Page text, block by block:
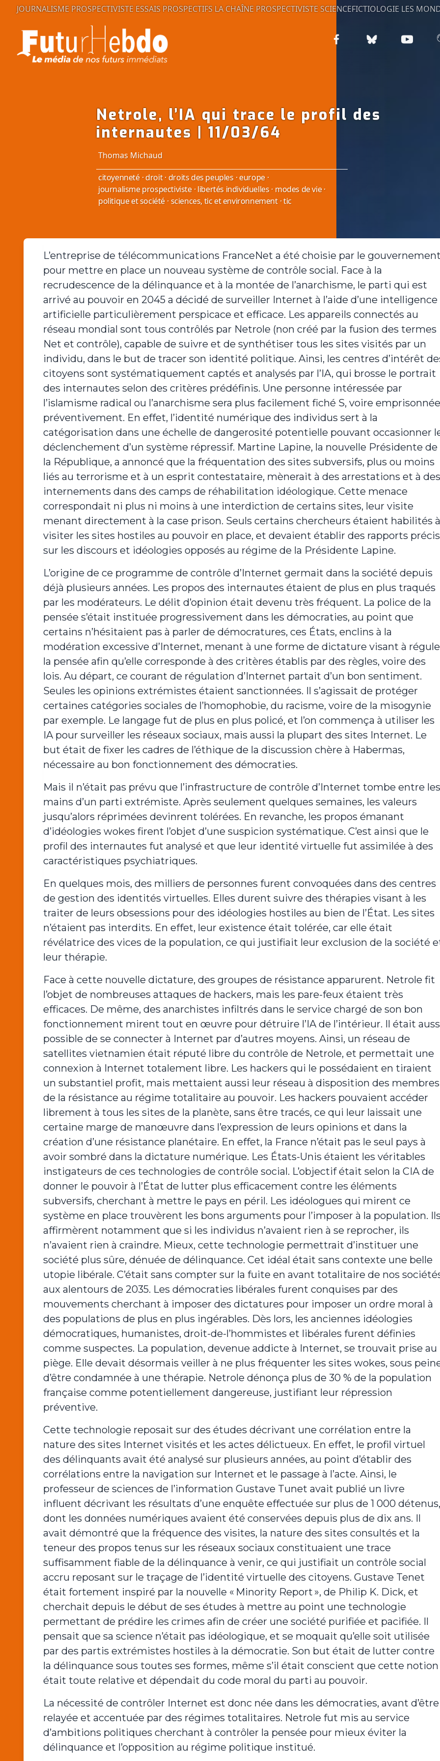
JOURNALISME PROSPECTIVISTE ESSAIS PROSPECTIFSLA CHAÎNE PROSPECTIVISTE SCIENCEFICTIOLOGIE LES
Netrole, l’IA qui trace le profil des
internautes | 11/03/64
Thomas Michaud
citoyenneté ·droit ·droits des peuples ·europe ·
journalisme prospectiviste · libertés individuelles · modes de vie ·
politique et société ·sciences, tic et environnement ·tic
L’entreprise de télécommunications FranceNet a été choisie par le
pour mettre en place un nouveau système de contrôle social. Face à la
recrudescence de la délinquance et à la montée de l’anarchisme, le parti qui est
arrivé au pouvoir en 2045 a décidé de surveiller Internet à l’aide d’une intelligence
artificielle particulièrement perspicace et efficace. Les appareils connectés au
réseau mondial sont tous contrôlés par Netrole (non créé par la fusion des termes
Net et contrôle), capable de suivre et de synthétiser tous les sites visités par un
individu, dans le but de tracer son identité politique. Ainsi, les centres d’intérêt
citoyens sont systématiquement captés et analysés par l’IA, qui brosse le portrait
des internautes selon des critères prédéfinis. Une personne intéressée par
l’islamisme radical ou l’anarchisme sera plus facilement fiché S, voire emprisonnée
préventivement. En effet, l’identité numérique des individus sert à la
catégorisation dans une échelle de dangerosité potentielle pouvant occasionner
déclenchement d’un système répressif. Martine Lapine, la nouvelle Présidente de
la République, a annoncé que la fréquentation des sites subversifs, plus ou moins
liés au terrorisme et à un esprit contestataire, mènerait à des arrestations et à des
internements dans des camps de réhabilitation idéologique. Cette menace
correspondait ni plus ni moins à une interdiction de certains sites, leur visite
menant directement à la case prison. Seuls certains chercheurs étaient habilités à
visiter les sites hostiles au pouvoir en place, et devaient établir des rapports précis
sur les discours et idéologies opposés au régime de la Présidente Lapine.
L’origine de ce programme de contrôle d’Internet germait dans la société depuis
déjà plusieurs années. Les propos des internautes étaient de plus en plus traqués
par les modérateurs. Le délit d’opinion était devenu très fréquent. La police de la
pensée s’était instituée progressivement dans les démocraties, au point que
certains n’hésitaient pas à parler de démocratures, ces États, enclins à la
modération excessive d’Internet, menant à une forme de dictature visant à
la pensée afin qu’elle corresponde à des critères établis par des règles, voire des
lois. Au départ, ce courant de régulation d’Internet partait d’un bon sentiment.
Seules les opinions extrémistes étaient sanctionnées. Il s’agissait de protéger
certaines catégories sociales de l’homophobie, du racisme, voire de la misogynie
par exemple. Le langage fut de plus en plus policé, et l’on commença à utiliser les
IA pour surveiller les réseaux sociaux, mais aussi la plupart des sites Internet. Le
but était de fixer les cadres de l’éthique de la discussion chère à Habermas,
nécessaire au bon fonctionnement des démocraties.
Mais il n’était pas prévu que l’infrastructure de contrôle d’Internet tombe entre les
mains d’un parti extrémiste. Après seulement quelques semaines, les valeurs
jusqu’alors réprimées devinrent tolérées. En revanche, les propos émanant
d’idéologies wokes firent l’objet d’une suspicion systématique. C’est ainsi que le
profil des internautes fut analysé et que leur identité virtuelle fut assimilée à des
caractéristiques psychiatriques.
En quelques mois, des milliers de personnes furent convoquées dans des centres
de gestion des identités virtuelles. Elles durent suivre des thérapies visant à les
traiter de leurs obsessions pour des idéologies hostiles au bien de l’État. Les sites
n’étaient pas interdits. En effet, leur existence était tolérée, car elle était
révélatrice des vices de la population, ce qui justifiait leur exclusion de la société
leur thérapie.
Face à cette nouvelle dictature, des groupes de résistance apparurent. Netrole fit
l’objet de nombreuses attaques de hackers, mais les pare-feux étaient très
efficaces. De même, des anarchistes infiltrés dans le service chargé de son bon
fonctionnement mirent tout en œuvre pour détruire l’IA de l’intérieur. Il était
possible de se connecter à Internet par d’autres moyens. Ainsi, un réseau de
satellites vietnamien était réputé libre du contrôle de Netrole, et permettait une
connexion à Internet totalement libre. Les hackers qui le possédaient en tiraient
un substantiel profit, mais mettaient aussi leur réseau à disposition des membres
de la résistance au régime totalitaire au pouvoir. Les hackers pouvaient accéder
librement à tous les sites de la planète, sans être tracés, ce qui leur laissait une
certaine marge de manœuvre dans l’expression de leurs opinions et dans la
création d’une résistance planétaire. En effet, la France n’était pas le seul pays à
avoir sombré dans la dictature numérique. Les États-Unis étaient les véritables
instigateurs de ces technologies de contrôle social. L’objectif était selon la CIA de
donner le pouvoir à l’État de lutter plus efficacement contre les éléments
subversifs, cherchant à mettre le pays en péril. Les idéologues qui mirent ce
système en place trouvèrent les bons arguments pour l’imposer à la population.
affirmèrent notamment que si les individus n’avaient rien à se reprocher, ils
n’avaient rien à craindre. Mieux, cette technologie permettrait d’instituer une
société plus sûre, dénuée de délinquance. Cet idéal était sans contexte une belle
utopie libérale. C’était sans compter sur la fuite en avant totalitaire de nos
aux alentours de 2035. Les démocraties libérales furent conquises par des
mouvements cherchant à imposer des dictatures pour imposer un ordre moral à
des populations de plus en plus ingérables. Dès lors, les anciennes idéologies
démocratiques, humanistes, droit-de-l’hommistes et libérales furent définies
comme suspectes. La population, devenue addicte à Internet, se trouvait prise au
piège. Elle devait désormais veiller à ne plus fréquenter les sites wokes, sous
d’être condamnée à une thérapie. Netrole dénonça plus de 30 % de la population
française comme potentiellement dangereuse, justifiant leur répression
préventive.
Cette technologie reposait sur des études décrivant une corrélation entre la
nature des sites Internet visités et les actes délictueux. En effet, le profil virtuel
des délinquants avait été analysé sur plusieurs années, au point d’établir des
corrélations entre la navigation sur Internet et le passage à l’acte. Ainsi, le
professeur de sciences de l’information Gustave Tunet avait publié un livre
influent décrivant les résultats d’une enquête effectuée sur plus de 1 000 détenus,
dont les données numériques avaient été conservées depuis plus de dix ans. Il
avait démontré que la fréquence des visites, la nature des sites consultés et la
teneur des propos tenus sur les réseaux sociaux constituaient une trace
suffisamment fiable de la délinquance à venir, ce qui justifiait un contrôle social
accru reposant sur le traçage de l’identité virtuelle des citoyens. Gustave Tenet
était fortement inspiré par la nouvelle « Minority Report », de Philip K. Dick, et
cherchait depuis le début de ses études à mettre au point une technologie
permettant de prédire les crimes afin de créer une société purifiée et pacifiée. Il
pensait que sa science n’était pas idéologique, et se moquait qu’elle soit utilisée
par des partis extrémistes hostiles à la démocratie. Son but était de lutter contre
la délinquance sous toutes ses formes, même s’il était conscient que cette notion
était toute relative et dépendait du code moral du parti au pouvoir.
La nécessité de contrôler Internet est donc née dans les démocraties, avant d’être
relayée et accentuée par des régimes totalitaires. Netrole fut mis au service
d’ambitions politiques cherchant à contrôler la pensée pour mieux éviter la
délinquance et l’opposition au régime politique institué.